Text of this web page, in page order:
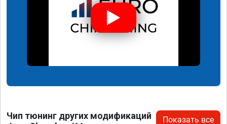
Чип тюнинг других модификаций
Показать все